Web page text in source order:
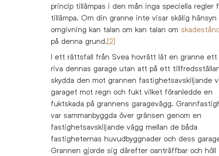
princip tillämpas i den mån inga speciella regler
tillämpa. Om din granne inte visar skälig
omgivning kan talan om kan talan om
på denna grund. [2]
I ett rättsfall från Svea hovrätt lät en granne
riva dennas garage utan att på ett
skydda den mot grannen fastighetsavskiljande
garaget mot regn och fukt vilket föranledde en
fuktskada på grannens garagevägg.
var sammanbyggda över gränsen genom en
fastighetsavskiljande vägg mellan de båda
fastigheternas huvudbyggnader och dess
Grannen gjorde sig därefter oanträffbar och höll